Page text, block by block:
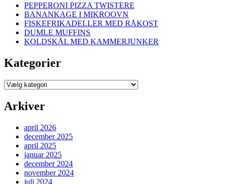
PEPPERONI PIZZA TWISTERE
BANANKAGE I MIKROOVN
FISKEFRIKADELLER MED RÅKOST
DUMLE MUFFINS
KOLDSKÅL MED KAMMERJUNKER
Kategorier
Kategorier
Arkiver
april 2026
december 2025
april 2025
januar 2025
december 2024
november 2024
juli 2024